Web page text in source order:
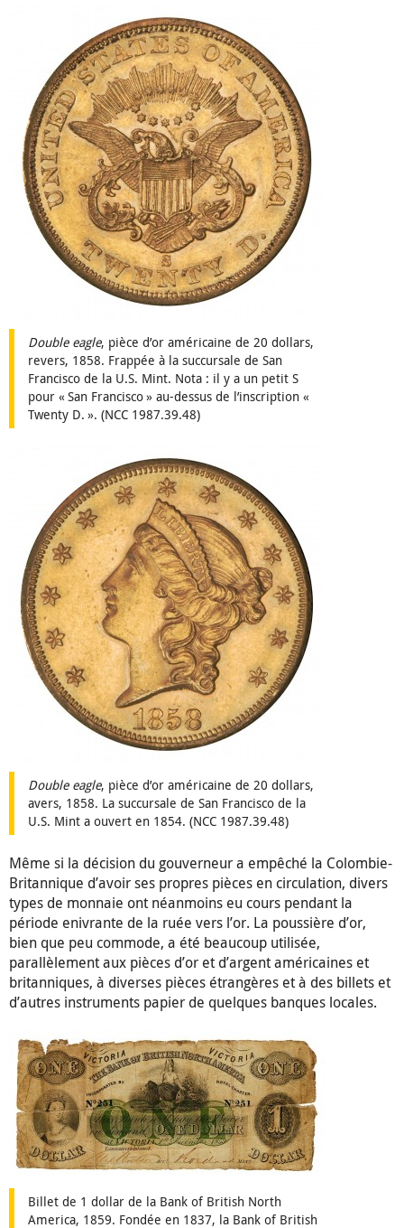
Double eagle, pièce d’or américaine de 20 dollars,
revers, 1858. Frappée à la succursale de San
Francisco de la U.S. Mint. Nota : il y a un petit S
pour « San Francisco » au-dessus de l’inscription «
Twenty D. ». (NCC 1987.39.48)
Double eagle, pièce d’or américaine de 20 dollars,
avers, 1858. La succursale de San Francisco de la
U.S. Mint a ouvert en 1854. (NCC 1987.39.48)
Même si la décision du gouverneur a empêché la Colombie-
Britannique d’avoir ses propres pièces en circulation, divers
types de monnaie ont néanmoins eu cours pendant la
période enivrante de la ruée vers l’or. La poussière d’or,
bien que peu commode, a été beaucoup utilisée,
parallèlement aux pièces d’or et d’argent américaines et
britanniques, à diverses pièces étrangères et à des billets et
d’autres instruments papier de quelques banques locales.
Billet de 1 dollar de la Bank of British North
America, 1859. Fondée en 1837, la Bank of British